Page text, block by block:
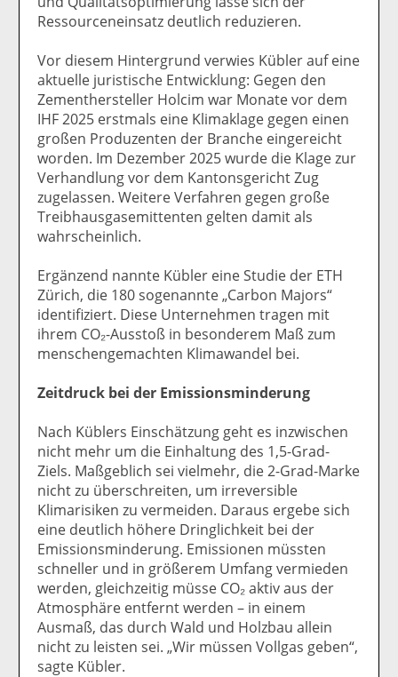
Ressourceneinsatz deutlich reduzieren.
Vor diesem Hintergrund verwies Kübler auf eine
aktuelle juristische Entwicklung: Gegen den
Zementhersteller Holcim war Monate vor dem
IHF 2025 erstmals eine Klimaklage gegen einen
großen Produzenten der Branche eingereicht
worden. Im Dezember 2025 wurde die Klage zur
Verhandlung vor dem Kantonsgericht Zug
zugelassen. Weitere Verfahren gegen große
Treibhausgasemittenten gelten damit als
wahrscheinlich.
Ergänzend nannte Kübler eine Studie der ETH
Zürich, die 180 sogenannte „Carbon Majors“
identifiziert. Diese Unternehmen tragen mit
ihrem CO₂-Ausstoß in besonderem Maß zum
menschengemachten Klimawandel bei.
Zeitdruck bei der Emissionsminderung
Nach Küblers Einschätzung geht es inzwischen
nicht mehr um die Einhaltung des 1,5-Grad-
Ziels. Maßgeblich sei vielmehr, die 2-Grad-Marke
nicht zu überschreiten, um irreversible
Klimarisiken zu vermeiden. Daraus ergebe sich
eine deutlich höhere Dringlichkeit bei der
Emissionsminderung. Emissionen müssten
schneller und in größerem Umfang vermieden
werden, gleichzeitig müsse CO₂ aktiv aus der
Atmosphäre entfernt werden – in einem
Ausmaß, das durch Wald und Holzbau allein
nicht zu leisten sei. „Wir müssen Vollgas geben“,
sagte Kübler.